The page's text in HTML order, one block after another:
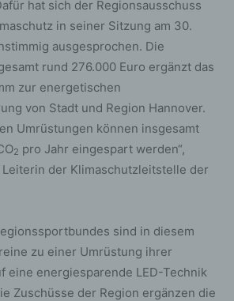
hat sich der Regionsausschuss
in seiner Sitzung am 30.
ausgesprochen. Die
rund 276.000 Euro ergänzt das
zur energetischen
von Stadt und Region Hannover.
Umrüstungen können insgesamt
2 pro Jahr eingespart werden“,
der Klimaschutzleitstelle der
sind in diesem
zu einer Umrüstung ihrer
eine energiesparende LED-Technik
Zuschüsse der Region ergänzen die